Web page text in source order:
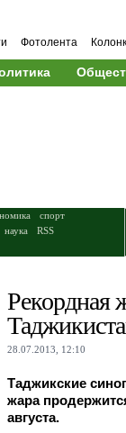
Фотолента
спорт
наука
RSS
Рекордная
28.07.2013, 12:10
Таджикские
жара
августа.